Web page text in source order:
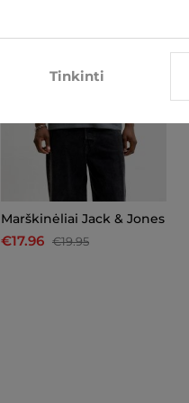
Marškinėliai Jack & Jones
€17.96 €19.95
Tinkinti